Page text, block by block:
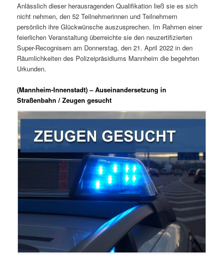
Anlässlich dieser herausragenden Qualifikation ließ sie es sich
nicht nehmen, den 52 Teilnehmerinnen und Teilnehmern
persönlich ihre Glückwünsche auszusprechen. Im Rahmen einer
feierlichen Veranstaltung überreichte sie den neuzertifizierten
Super-Recognisern am Donnerstag, den 21. April 2022 in den
Räumlichkeiten des Polizeipräsidiums Mannheim die begehrten
Urkunden.
(Mannheim-Innenstadt) – Auseinandersetzung in
Straßenbahn / Zeugen gesucht